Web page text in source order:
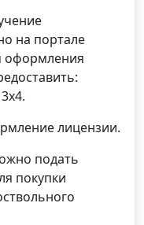
на портале
оформления
лицензии.
подать
покупки